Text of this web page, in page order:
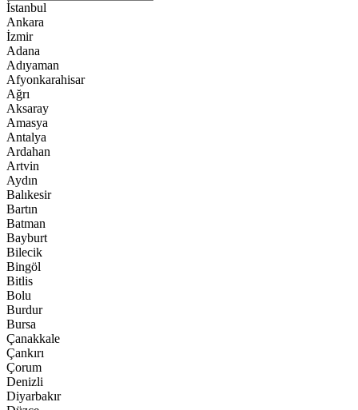
İstanbul
Ankara
İzmir
Adana
Adıyaman
Afyonkarahisar
Ağrı
Aksaray
Amasya
Antalya
Ardahan
Artvin
Aydın
Balıkesir
Bartın
Batman
Bayburt
Bilecik
Bingöl
Bitlis
Bolu
Burdur
Bursa
Çanakkale
Çankırı
Çorum
Denizli
Diyarbakır